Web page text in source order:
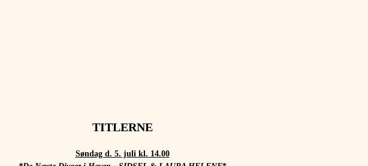
TITLERNE
Søndag d. 5. juli kl. 14.00